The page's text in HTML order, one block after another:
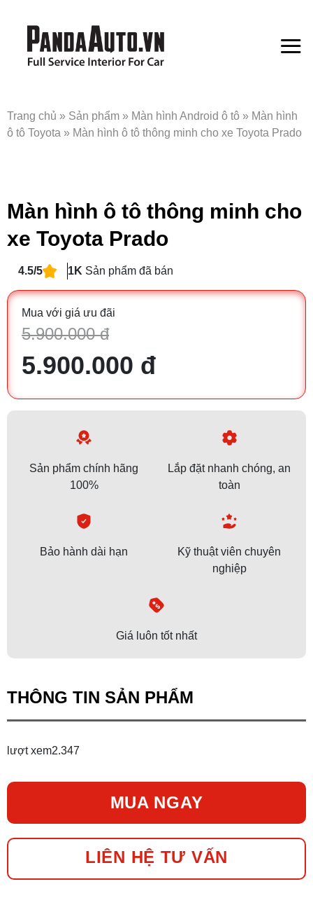
Trang chủ » Sản phẩm » Màn hình Android ô tô » Màn hình
ô tô Toyota » Màn hình ô tô thông minh cho xe Toyota Prado
Màn hình ô tô thông minh cho
xe Toyota Prado
4.5/5 1K Sản phẩm đã bán
Mua với giá ưu đãi
5.900.000 đ
5.900.000 đ
Sản phẩm chính hãng
100%
Lắp đặt nhanh chóng, an
toàn
Bảo hành dài hạn
Kỹ thuật viên chuyên
nghiệp
Giá luôn tốt nhất
THÔNG TIN SẢN PHẨM
lượt xem2.347
MUA NGAY
LIÊN HỆ TƯ VẤN